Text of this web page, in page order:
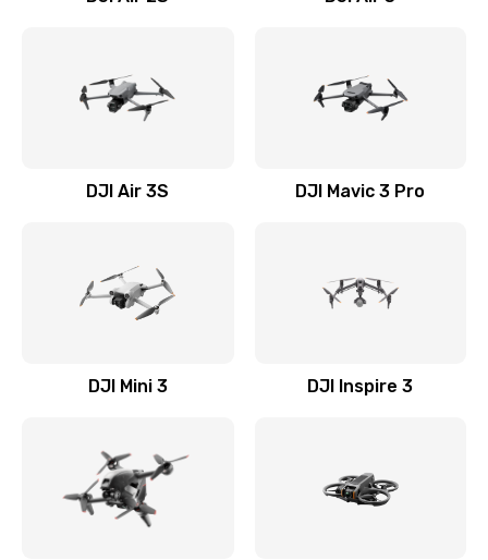
DJI Air 3S DJI Mavic 3 Pro
DJI Mini 3 DJI Inspire 3